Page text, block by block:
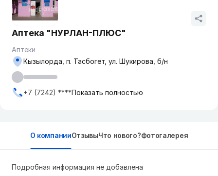
Аптека "НУРЛАН-ПЛЮС"
Аптеки
Кызылорда, п. Тасбогет, ул. Шукирова, б/н
+7 (7242) ****Показать полностью
О компанииОтзывыЧто нового?Фотогалерея
Подробная информация не добавлена